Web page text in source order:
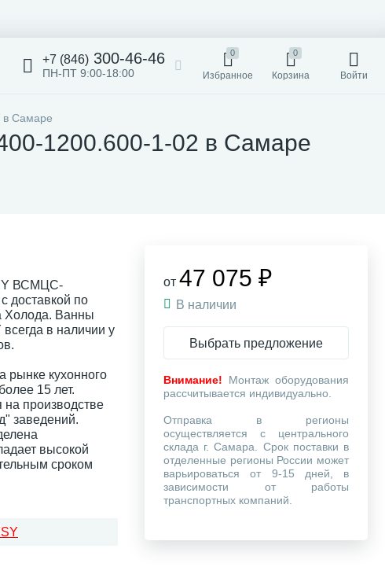
+7 (846) 300-46-46
ПН-ПТ 9:00-18:00
0
Избранное
0
Корзина Войти
в Самаре
1200.600-1-02 в Самаре
ВСМЦС-
доставкой по
Холода. Ванны
в наличии у
рынке кухонного
15 лет.
на производстве
заведений.
высокой
сроком
от 47 075 ₽
В наличии
Выбрать предложение
Внимание! Монтаж оборудования
рассчитывается индивидуально.
Отправка в регионы
осуществляется с центрального
склада г. Самара. Срок поставки в
отделенные регионы России может
варьироваться от 9-15 дней, в
зависимости от работы
транспортных компаний.